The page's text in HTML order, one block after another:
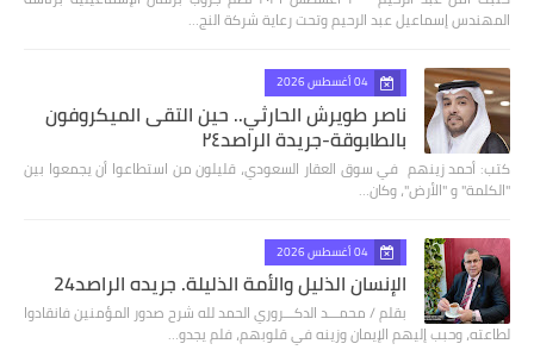
المهندس إسماعيل عبد الرحيم وتحت رعاية شركة النج…
04 أغسطس 2026
ناصر طويرش الحارثي.. حين التقى الميكروفون
بالطابوقة-جريدة الراصد٢٤
كتب: أحمد زينهم في سوق العقار السعودي، قليلون من استطاعوا أن يجمعوا بين
"الكلمة" و "الأرض"، وكان…
04 أغسطس 2026
الإنسان الذليل والأمة الذليلة. جريده الراصد24
بقلم / محمـــد الدكـــروري الحمد لله شرح صدور المؤمنين فانقادوا
لطاعته، وحبب إليهم الإيمان وزينه في قلوبهم، فلم يجدو…